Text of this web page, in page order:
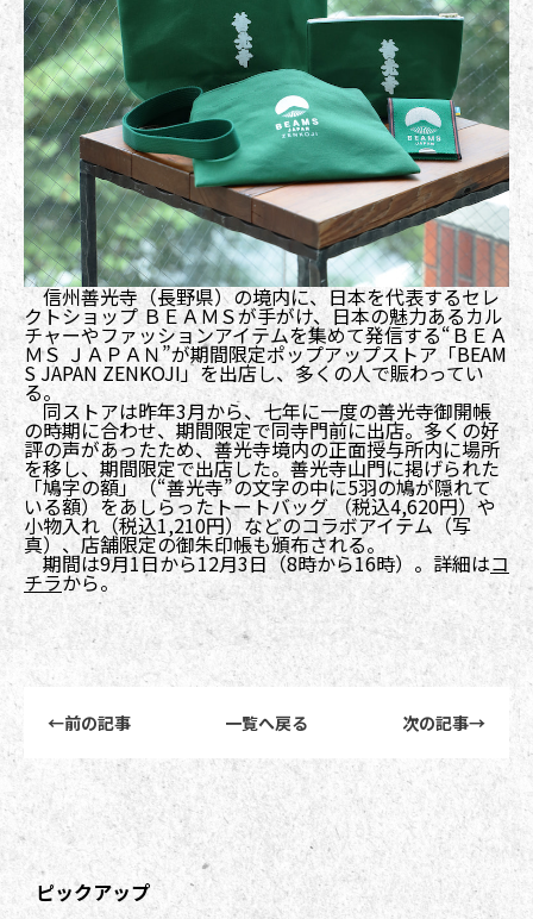
信州善光寺（長野県）の境内に、日本を代表するセレ
クトショップ ＢＥＡＭＳが手がけ、日本の魅力あるカル
チャーやファッションアイテムを集めて発信する“ＢＥＡ
ＭＳ ＪＡＰＡＮ”が期間限定ポップアップストア「BEAM
S JAPAN ZENKOJI」を出店し、多くの人で賑わってい
る。
同ストアは昨年3月から、七年に一度の善光寺御開帳
の時期に合わせ、期間限定で同寺門前に出店。多くの好
評の声があったため、善光寺境内の正面授与所内に場所
を移し、期間限定で出店した。善光寺山門に掲げられた
「鳩字の額」（“善光寺”の文字の中に5羽の鳩が隠れて
いる額）をあしらったトートバッグ （税込4,620円）や
小物入れ（税込1,210円）などのコラボアイテム（写
真）、店舗限定の御朱印帳も頒布される。
期間は9月1日から12月3日（8時から16時）。詳細はコ
チラから。
←前の記事 一覧へ戻る 次の記事→
ピックアップ